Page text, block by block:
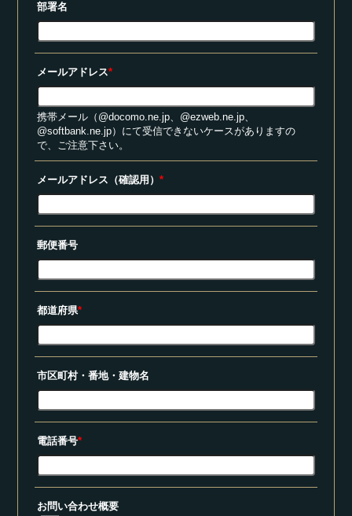
部署名
メールアドレス*
携帯メール（@docomo.ne.jp、@ezweb.ne.jp、
@softbank.ne.jp）にて受信できないケースがありますの
で、ご注意下さい。
メールアドレス（確認用） *
郵便番号
都道府県*
市区町村・番地・建物名
電話番号*
お問い合わせ概要